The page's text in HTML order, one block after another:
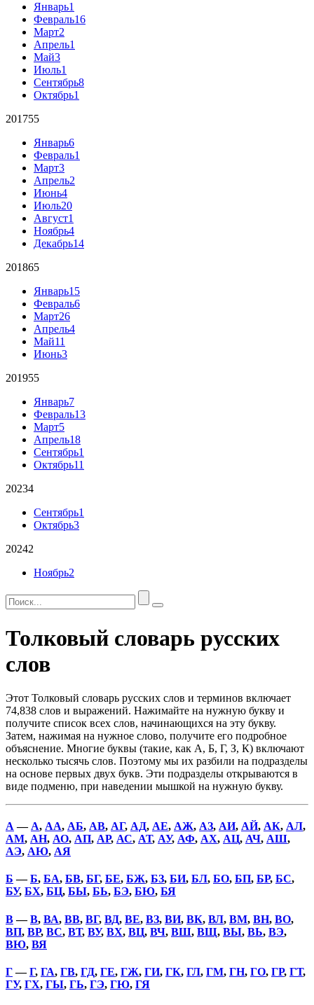
Январь1
Февраль16
Март2
Апрель1
Май3
Июль1
Сентябрь8
Октябрь1
201755
Январь6
Февраль1
Март3
Апрель2
Июнь4
Июль20
Август1
Ноябрь4
Декабрь14
201865
Январь15
Февраль6
Март26
Апрель4
Май11
Июнь3
201955
Январь7
Февраль13
Март5
Апрель18
Сентябрь1
Октябрь11
20234
Сентябрь1
Октябрь3
20242
Ноябрь2
Толковый словарь русских
слов
Этот Толковый словарь русских слов и терминов включает
74,838 слов и выражений. Нажимайте на нужную букву и
получите список всех слов, начинающихся на эту букву.
Затем, нажимая на нужное слово, получите его подробное
объяснение. Многие буквы (такие, как А, Б, Г, З, К) включают
несколько тысячь слов. Поэтому мы их разбили на подразделы
на основе первых двух букв. Эти подразделы открываются в
виде подменю, при наведении мышкой на нужную букву.
А — А, АА, АБ, АВ, АГ, АД, АЕ, АЖ, АЗ, АИ, АЙ, АК, АЛ,
АМ, АН, АО, АП, АР, АС, АТ, АУ, АФ, АХ, АЦ, АЧ, АШ,
АЭ, АЮ, АЯ
Б —Б, БА, БВ, БГ, БЕ, БЖ, БЗ, БИ, БЛ, БО, БП, БР, БС,
БУ, БХ, БЦ, БЫ, БЬ, БЭ, БЮ, БЯ
В—В, ВА, ВВ, ВГ, ВД, ВЕ, ВЗ, ВИ, ВК, ВЛ, ВМ, ВН, ВО,
ВП, ВР, ВС, ВТ, ВУ, ВХ, ВЦ, ВЧ, ВШ, ВЩ, ВЫ, ВЬ, ВЭ,
ВЮ, ВЯ
Г—Г, ГА, ГВ, ГД, ГЕ, ГЖ, ГИ, ГК, ГЛ, ГМ, ГН, ГО, ГР, ГТ,
ГУ, ГХ, ГЫ, ГЬ, ГЭ, ГЮ, ГЯ